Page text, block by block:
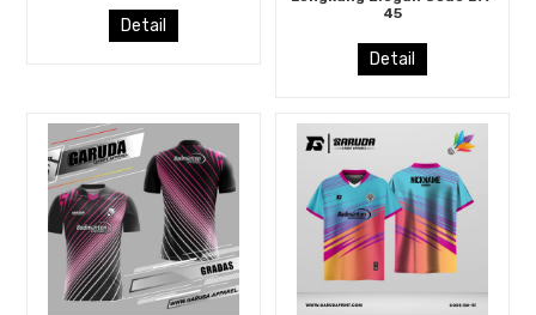
Detail
45
Detail